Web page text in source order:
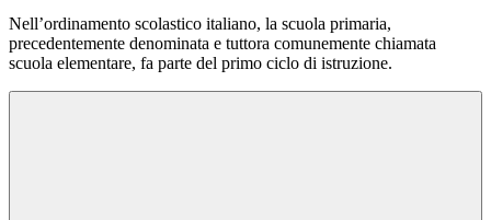
Nell’ordinamento scolastico italiano, la scuola primaria,
precedentemente denominata e tuttora comunemente chiamata
scuola elementare, fa parte del primo ciclo di istruzione.